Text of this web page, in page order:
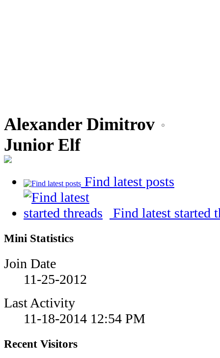
Alexander Dimitrov
Junior Elf
Find latest posts
Find latest started
Mini Statistics
Join Date
11-25-2012
Last Activity
11-18-2014 12:54 PM
Recent Visitors